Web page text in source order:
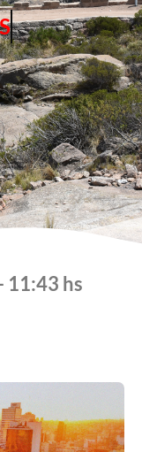
11:43 hs